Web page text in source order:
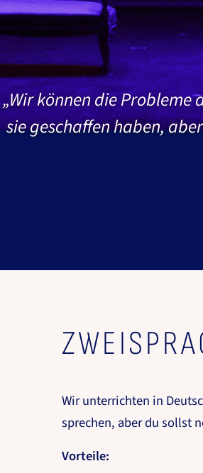
„Wir können die Probleme
sie geschaffen haben,
Wir unterrichten in
sprechen, aber du sollst
Vorteile: